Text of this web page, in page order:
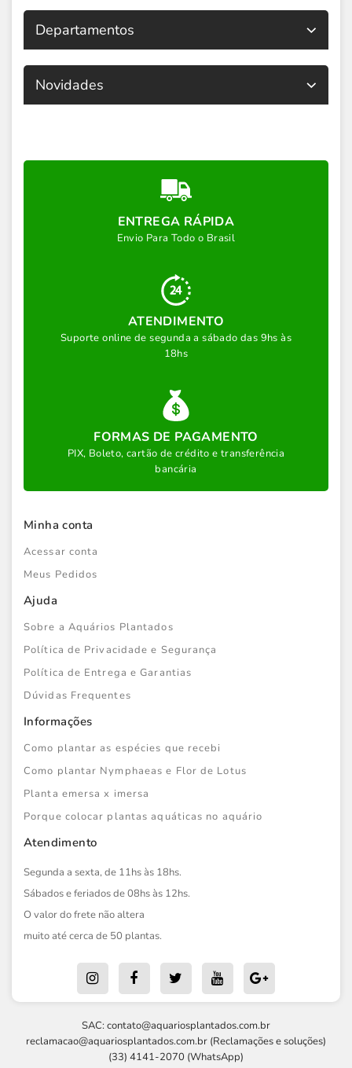
Departamentos
Novidades
ENTREGA RÁPIDA
Envio Para Todo o Brasil
ATENDIMENTO
Suporte online de segunda a sábado das 9hs às
18hs
FORMAS DE PAGAMENTO
PIX, Boleto, cartão de crédito e transferência
bancária
Minha conta
Acessar conta
Meus Pedidos
Ajuda
Sobre a Aquários Plantados
Política de Privacidade e Segurança
Política de Entrega e Garantias
Dúvidas Frequentes
Informações
Como plantar as espécies que recebi
Como plantar Nymphaeas e Flor de Lotus
Planta emersa x imersa
Porque colocar plantas aquáticas no aquário
Atendimento
Segunda a sexta, de 11hs às 18hs.
Sábados e feriados de 08hs às 12hs.
O valor do frete não altera
muito até cerca de 50 plantas.
SAC: contato@aquariosplantados.com.br
reclamacao@aquariosplantados.com.br (Reclamações e soluções)
(33) 4141-2070 (WhatsApp)